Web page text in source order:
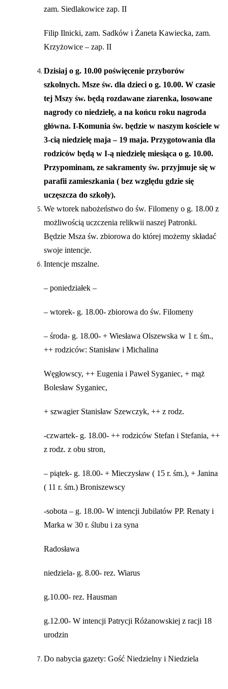
zam. Siedlakowice zap. II
Filip Ilnicki, zam. Sadków i Żaneta Kawiecka, zam.
Krzyżowice – zap. II
Dzisiaj o g. 10.00 poświęcenie przyborów
szkolnych. Msze św. dla dzieci o g. 10.00. W czasie
tej Mszy św. będą rozdawane ziarenka, losowane
nagrody co niedzielę, a na końcu roku nagroda
główna. I-Komunia św. będzie w naszym kościele w
3-cią niedzielę maja – 19 maja. Przygotowania dla
rodziców będą w I-ą niedzielę miesiąca o g. 10.00.
Przypominam, ze sakramenty św. przyjmuje się w
parafii zamieszkania ( bez względu gdzie się
uczęszcza do szkoły).
We wtorek nabożeństwo do św. Filomeny o g. 18.00 z
możliwością uczczenia relikwii naszej Patronki.
Będzie Msza św. zbiorowa do której możemy składać
swoje intencje.
Intencje mszalne.
– poniedziałek –
– wtorek- g. 18.00- zbiorowa do św. Filomeny
– środa- g. 18.00- + Wiesława Olszewska w 1 r. śm.,
++ rodziców: Stanisław i Michalina
Węgłowscy, ++ Eugenia i Paweł Syganiec, + mąż
Bolesław Syganiec,
+ szwagier Stanisław Szewczyk, ++ z rodz.
-czwartek- g. 18.00- ++ rodziców Stefan i Stefania, ++
z rodz. z obu stron,
– piątek- g. 18.00- + Mieczysław ( 15 r. śm.), + Janina
( 11 r. śm.) Broniszewscy
-sobota – g. 18.00- W intencji Jubilatów PP. Renaty i
Marka w 30 r. ślubu i za syna
Radosława
niedziela- g. 8.00- rez. Wiarus
g.10.00- rez. Hausman
g.12.00- W intencji Patrycji Różanowskiej z racji 18
urodzin
Do nabycia gazety: Gość Niedzielny i Niedziela